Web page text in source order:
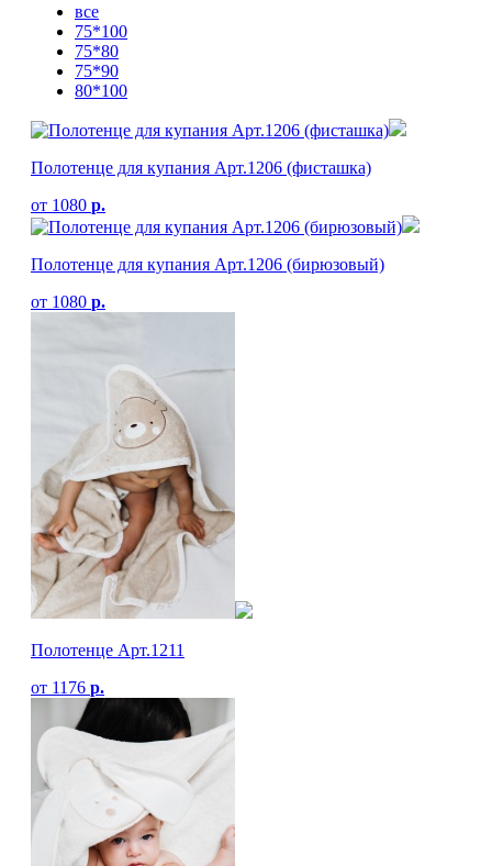
все
75*100
75*80
75*90
80*100
Полотенце для купания Арт.1206 (фисташка)
от 1080 р.
Полотенце для купания Арт.1206 (бирюзовый)
от 1080 р.
Полотенце Арт.1211
от 1176 р.